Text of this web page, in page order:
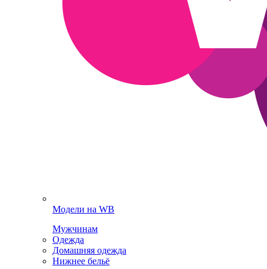
Модели на WB
Мужчинам
Одежда
Домашняя одежда
Нижнее бельё